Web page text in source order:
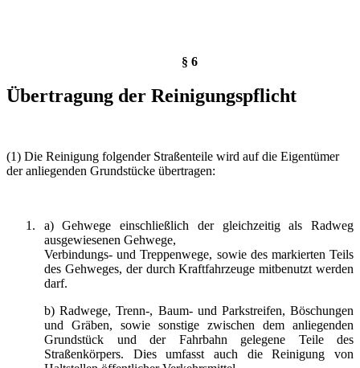
§ 6
Übertragung der Reinigungspflicht
(1) Die Reinigung folgender Straßenteile wird auf die Eigentümer
der anliegenden Grundstücke übertragen:
1. a) Gehwege einschließlich der gleichzeitig als Radweg
ausgewiesenen Gehwege,
Verbindungs- und Treppenwege, sowie des markierten Teils
des Gehweges, der durch Kraftfahrzeuge mitbenutzt werden
darf.
b) Radwege, Trenn-, Baum- und Parkstreifen, Böschungen
und Gräben, sowie sonstige zwischen dem anliegenden
Grundstück und der Fahrbahn gelegene Teile des
Straßenkörpers. Dies umfasst auch die Reinigung von